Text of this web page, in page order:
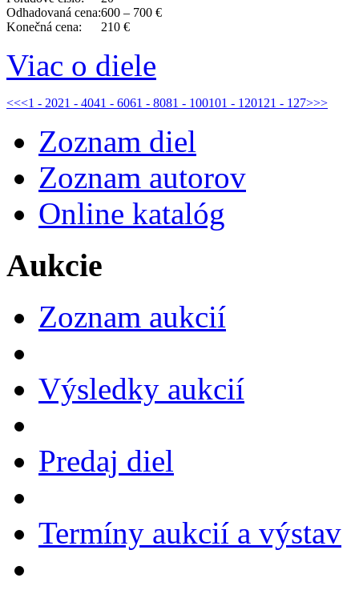
Odhadovaná cena:600 – 700 €
Konečná cena:
210 €
Viac o diele
<<<1 - 2021 - 4041 - 6061 - 8081 - 100101 - 120121 - 127>>>
Zoznam diel
Zoznam autorov
Online katalóg
Aukcie
Zoznam aukcií
Výsledky aukcií
Predaj diel
Termíny aukcií a výstav